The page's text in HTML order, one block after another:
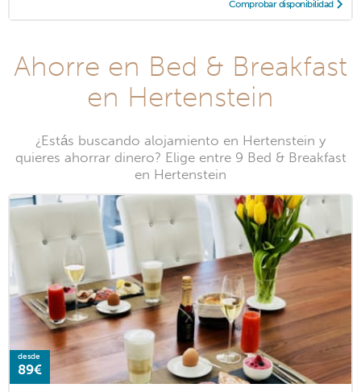
Comprobar disponibilidad
Ahorre en Bed & Breakfast
en Hertenstein
¿Estás buscando alojamiento en Hertenstein y
quieres ahorrar dinero? Elige entre 9 Bed & Breakfast
en Hertenstein
desde
89€